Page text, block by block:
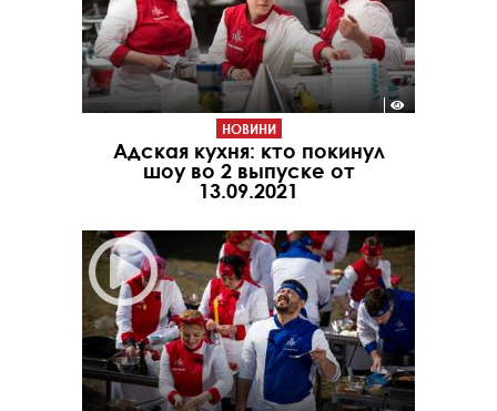
НОВИНИ
Адская кухня: кто покинул
шоу во 2 выпуске от
13.09.2021